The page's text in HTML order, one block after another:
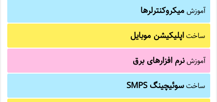
آموزشمیکروکنترلرها
ساختاپلیکیشن موبایل
آموزشنرم افزارهای برق
ساختسوئیچینگ SMPS